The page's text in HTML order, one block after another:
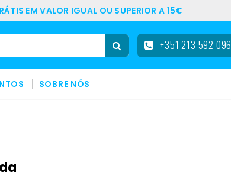
EM VALOR IGUAL OU SUPERIOR A 15€
+351 213 592 096
SOBRE NÓS